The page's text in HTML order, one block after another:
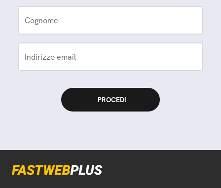
Cognome
Indirizzo email